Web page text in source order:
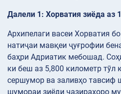
Далели 1: Хорватия зиёда аз
Архипелаги васеи Хорватия
натиҷаи мавқеи ҷуғрофии
баҳри Адриатик мебошад.
ки беш аз 5,800 километр тӯл
сершумор ва заливҳо тавсиф
шумораи зиёди ҷазираҳоро